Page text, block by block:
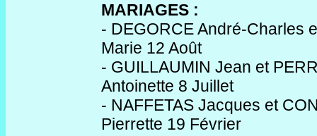
MARIAGES :
- DEGORCE André-Charles
Marie 12 Août
- GUILLAUMIN Jean et
Antoinette 8 Juillet
- NAFFETAS Jacques et
Pierrette 19 Février